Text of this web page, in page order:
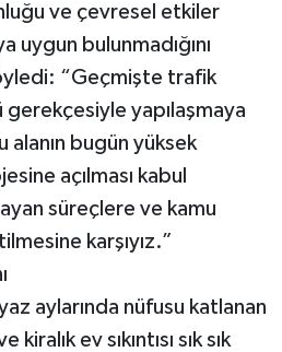
ve çevresel etkiler
uygun bulunmadığını
“Geçmişte trafik
yapılaşmaya
bugün yüksek
açılması kabul
süreçlere ve kamu
karşıyız.”
aylarında nüfusu katlanan
ev sıkıntısı sık sık